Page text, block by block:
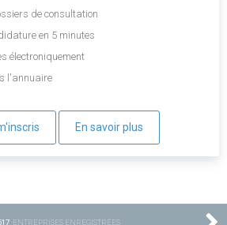
de consultation
en 5 minutes
électroniquement
l'annuaire
En savoir plus
ENTREPRISES ENREGISTRÉES